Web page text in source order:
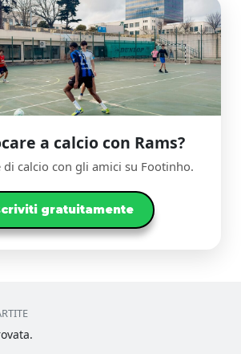
a calcio con Rams?
di calcio con gli amici su Footinho.
gratuitamente